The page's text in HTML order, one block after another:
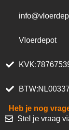
Vloerdepot
Heb je nog
Stel je vraag